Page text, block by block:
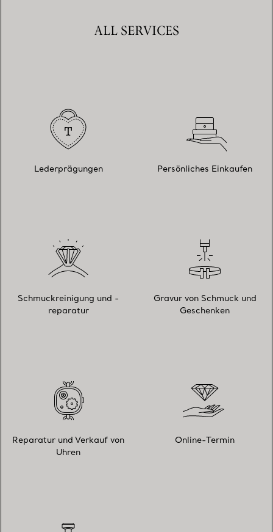
ALL SERVICES
Lederprägungen Persönliches Einkaufen
Schmuckreinigung und -
reparatur
Gravur von Schmuck und
Geschenken
Reparatur und Verkauf von
Uhren
Online-Termin